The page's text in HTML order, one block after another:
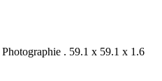
Photographie . 59.1 x 59.1 x 1.6